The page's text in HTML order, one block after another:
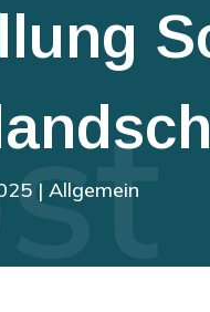
| Allgemein